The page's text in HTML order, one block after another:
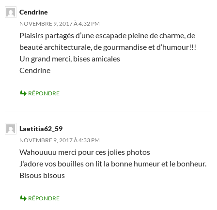
Cendrine
NOVEMBRE 9, 2017 À 4:32 PM
Plaisirs partagés d’une escapade pleine de charme, de
beauté architecturale, de gourmandise et d’humour!!!
Un grand merci, bises amicales
Cendrine
RÉPONDRE
Laetitia62_59
NOVEMBRE 9, 2017 À 4:33 PM
Wahouuuu merci pour ces jolies photos
J’adore vos bouilles on lit la bonne humeur et le bonheur.
Bisous bisous
RÉPONDRE